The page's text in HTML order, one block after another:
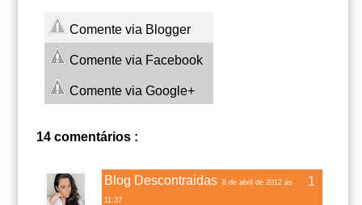
Comente via Blogger
Comente via Facebook
Comente via Google+
14 comentários :
Blog Descontraidas 8 de abril de 2012 às
11:37